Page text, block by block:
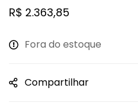
R$ 2.363,85
Fora do estoque
Compartilhar